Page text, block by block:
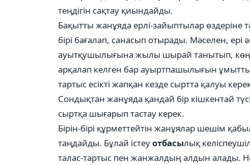
теңдігін сақтау қиындайды.
Бақытты жанұяда ерлі-зайыптылар өздеріне
бірі бағалап, санасып отырады. Мәселен, ері
ауытқушылығына жылы шырай танытып,
арқалап келген бар ауыртпашылығын
тартыс есікті жапқан кезде сыртта қалуы
Сондықтан жанұяда қандай бір кішкентай
сыртқа шығарып тастау керек.
Бірін-бірі құрметтейтін жанұялар шешім
таңдайды. Бұлай істеуотбасылық
талас-тартыс пен жанжалдың алдын алады.